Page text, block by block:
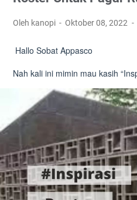
Oleh kanopi Oktober 08, 2022
Hallo Sobat Appasco
Nah kali ini mimin mau kasih